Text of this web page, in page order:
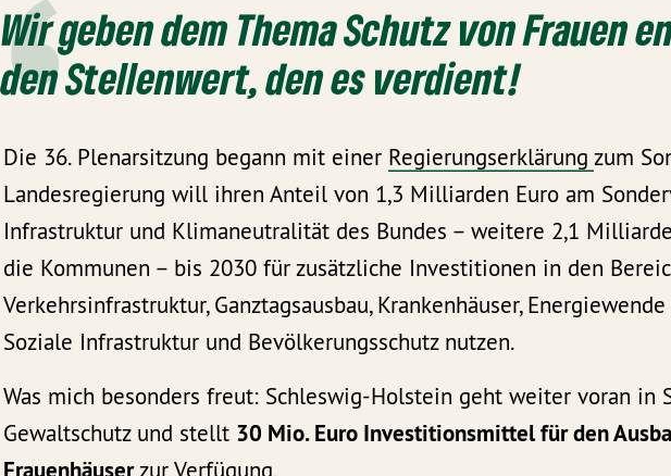
Wir geben dem Thema Schutz von Frauen
den Stellenwert, den es verdient!
Die 36. Plenarsitzung begann mit einer Regierungserklärungzum
Landesregierung will ihren Anteil von 1,3 Milliarden Euro am
Infrastruktur und Klimaneutralität des Bundes – weitere 2,1
die Kommunen – bis 2030 für zusätzliche Investitionen in den
Verkehrsinfrastruktur, Ganztagsausbau, Krankenhäuser,
Soziale Infrastruktur und Bevölkerungsschutz nutzen.
Was mich besonders freut: Schleswig-Holstein geht weiter voran in
Gewaltschutz und stellt 30 Mio. Euro Investitionsmittel für den
Frauenhäuserzur Verfügung.